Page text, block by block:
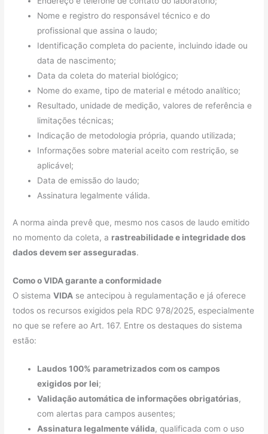
Nome e registro do responsável técnico e do
profissional que assina o laudo;
Identificação completa do paciente, incluindo idade ou
data de nascimento;
Data da coleta do material biológico;
Nome do exame, tipo de material e método analítico;
Resultado, unidade de medição, valores de referência e
limitações técnicas;
Indicação de metodologia própria, quando utilizada;
Informações sobre material aceito com restrição, se
aplicável;
Data de emissão do laudo;
Assinatura legalmente válida.
A norma ainda prevê que, mesmo nos casos de laudo emitido
no momento da coleta, a rastreabilidade e integridade dos
dados devem ser asseguradas.
Como o VIDA garante a conformidade
O sistemaVIDA se antecipou à regulamentação e já oferece
todos os recursos exigidos pela RDC 978/2025, especialmente
no que se refere ao Art. 167. Entre os destaques do sistema
estão:
Laudos 100% parametrizados com os campos
exigidos por lei;
Validação automática de informações obrigatórias,
com alertas para campos ausentes;
Assinatura legalmente válida, qualificada com o uso